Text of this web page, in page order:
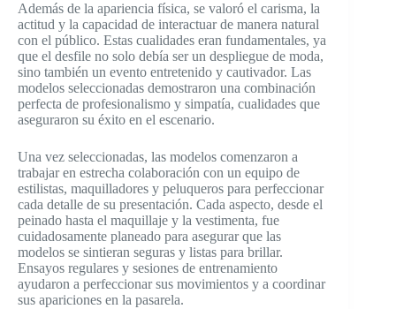
Además de la apariencia física, se valoró el carisma, la
actitud y la capacidad de interactuar de manera natural
con el público. Estas cualidades eran fundamentales, ya
que el desfile no solo debía ser un despliegue de moda,
sino también un evento entretenido y cautivador. Las
modelos seleccionadas demostraron una combinación
perfecta de profesionalismo y simpatía, cualidades que
aseguraron su éxito en el escenario.
Una vez seleccionadas, las modelos comenzaron a
trabajar en estrecha colaboración con un equipo de
estilistas, maquilladores y peluqueros para perfeccionar
cada detalle de su presentación. Cada aspecto, desde el
peinado hasta el maquillaje y la vestimenta, fue
cuidadosamente planeado para asegurar que las
modelos se sintieran seguras y listas para brillar.
Ensayos regulares y sesiones de entrenamiento
ayudaron a perfeccionar sus movimientos y a coordinar
sus apariciones en la pasarela.